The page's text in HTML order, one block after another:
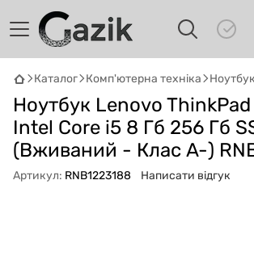
Каталог Комп'ютерна техніка
Ноутбук Lenovo
Intel Core i5 8 Гб 256 Гб
(Вживаний - Клас A-)
Артикул: RNB1223188 Написати відгук
GAZIK AI
Онлайн · пошук техніки
Привіт! 👋 Я Gazik AI — допоможу
підібрати вживану комп'ютерну